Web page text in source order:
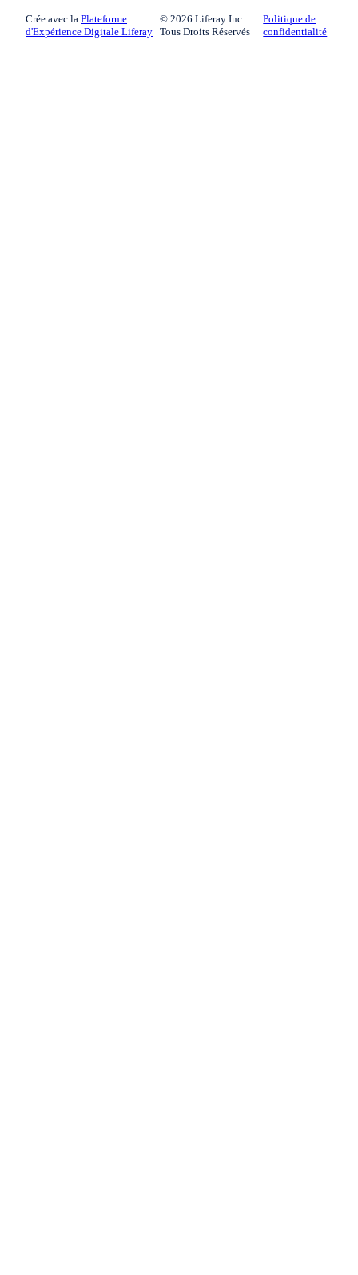
Crée avec la Plateforme
d'Expérience Digitale Liferay
©2026 Liferay Inc.
Tous Droits Réservés
Politique de
confidentialité